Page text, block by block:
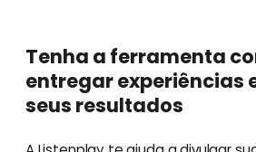
Tenha a ferramenta
entregar experiências
seus resultados